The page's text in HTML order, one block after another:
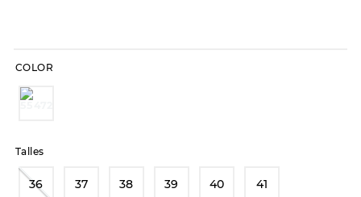
COLOR
Talles
36 37 38 39 40 41